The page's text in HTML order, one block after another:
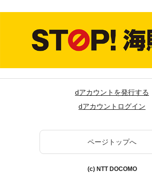
dアカウントを発行する
dアカウントログイン
ページトップへ
(c) NTT DOCOMO